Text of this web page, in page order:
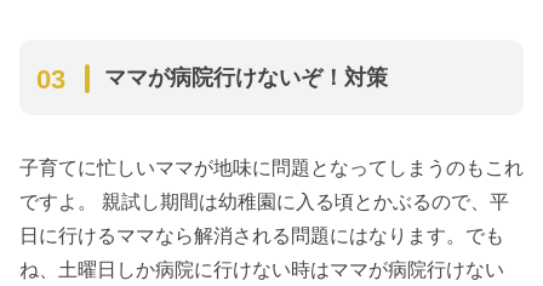
ママが病院行けないぞ！対策
子育てに忙しいママが地味に問題となってしまうのもこれ
ですよ。 親試し期間は幼稚園に入る頃とかぶるので、平
日に行けるママなら解消される問題にはなります。でも
ね、土曜日しか病院に行けない時はママが病院行けない